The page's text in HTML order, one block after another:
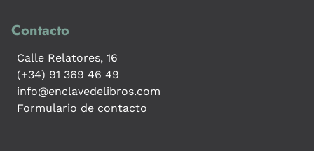
Contacto
Calle Relatores, 16
(+34) 91 369 46 49
info@enclavedelibros.com
Formulario de contacto